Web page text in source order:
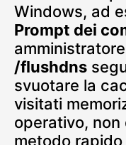
Windows, ad
Prompt dei
/flushdns
svuotare la
visitati
operativo, non
metodo